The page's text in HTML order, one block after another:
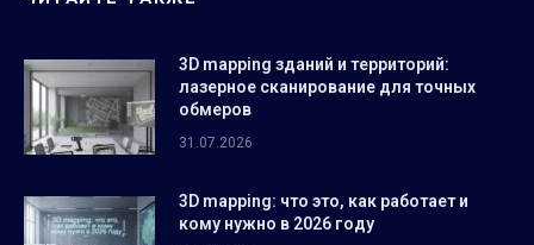
3D mapping зданий и территорий:
лазерное сканирование для точных
обмеров
31.07.2026
3D mapping: что это, как работает и
кому нужно в 2026 году